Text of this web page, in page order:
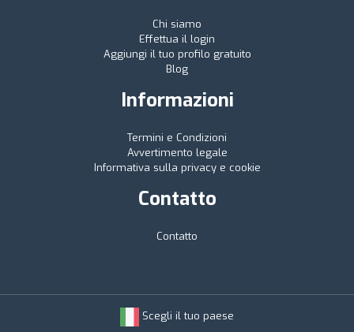
Chi siamo
Effettua il login
Aggiungi il tuo profilo gratuito
Blog
Informazioni
Termini e Condizioni
Avvertimento legale
Informativa sulla privacy e cookie
Contatto
Contatto
Scegli il tuo paese